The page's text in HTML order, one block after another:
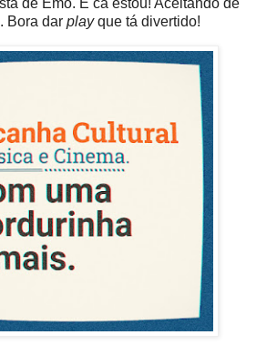
de Emo. E cá estou! Aceitando de
Bora dar playque tá divertido!